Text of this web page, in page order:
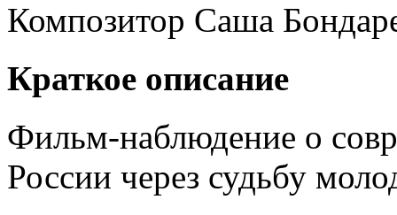
Композитор Саша
Краткое описание
Фильм-наблюдение о
России через судьбу